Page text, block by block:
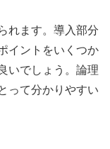
れます。導入部分
イントをいくつか
いでしょう。論理
って分かりやすい